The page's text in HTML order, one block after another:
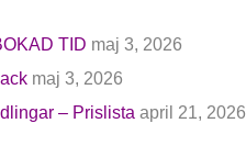
TID maj 3, 2026
maj 3, 2026
– Prislista april 21, 2026